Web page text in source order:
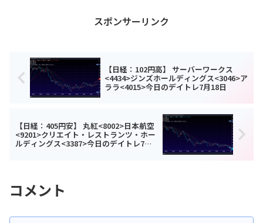
スポンサーリンク
【日経：102円高】 サーバーワークス
<4434>ジンズホールディングス<3046>ア
ララ<4015>今日のデイトレ7月18日
【日経：405円安】 丸紅<8002>日本航空
<9201>クリエイト・レストランツ・ホー
ルディングス<3387>今日のデイトレ7月
コメント